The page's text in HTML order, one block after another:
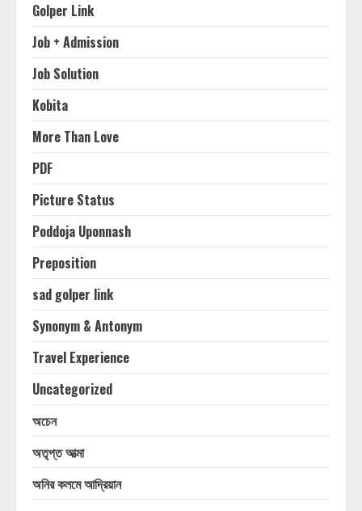
Golper Link
Job + Admission
Job Solution
Kobita
More Than Love
PDF
Picture Status
Poddoja Uponnash
Preposition
sad golper link
Synonym & Antonym
Travel Experience
Uncategorized
অচেন
অতৃপ্ত আত্মা
অনির কলমে আদ্রিয়ান